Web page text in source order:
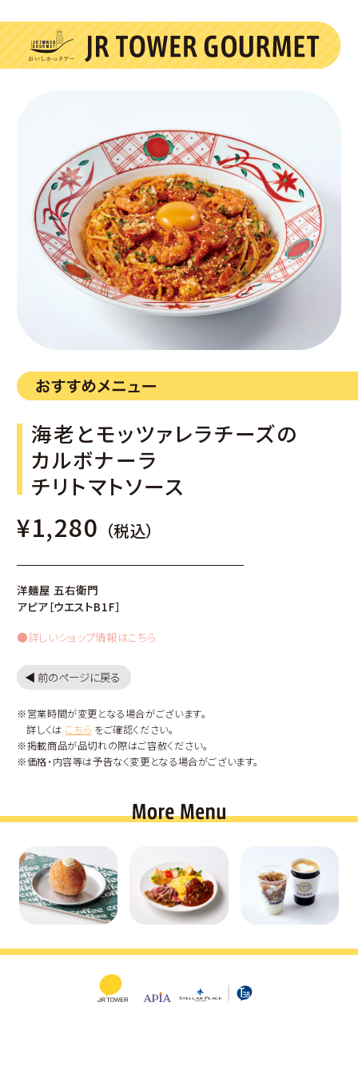
海老とモッツァレラチーズの
カルボナーラ
チリトマトソース
¥1,280 （税込）
洋麺屋 五右衛門
アピア［ウエストB1F］
●詳しいショップ情報はこちら
◀︎ 前のページに戻る
※営業時間が変更となる場合がございます。
詳しくは こちら をご確認ください。
※掲載商品が品切れの際はご容赦ください。
※価格・内容等は予告なく変更となる場合がございます。